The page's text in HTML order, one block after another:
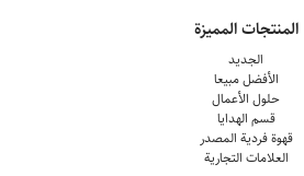
المنتجات المميزة
الجديد
الأفضل مبيعا
حلول الأعمال
قسم الهدايا
قهوة فردية المصدر
العلامات التجارية